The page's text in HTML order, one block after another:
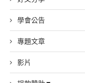
學會公告
專題文章
影片